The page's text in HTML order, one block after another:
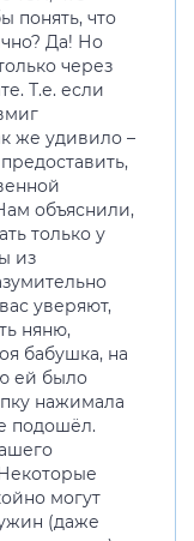
понять, что
Да! Но
через
Т.е. если
же удивило –
объяснили,
только у
из
уверяют,
няню,
бабушка, на
ей было
нажимала
подошёл.
могут
(даже